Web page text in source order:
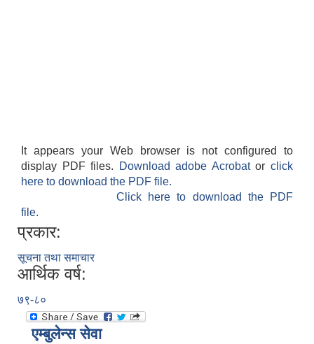
It appears your Web browser is not configured to
display PDF files.
Download adobe Acrobatorclick
here to download the PDF file.
Click here to download the PDF
file.
प्रकार:
सूचना तथा समाचार
आर्थिक वर्ष:
७९-८०
एम्बुलेन्स सेवा